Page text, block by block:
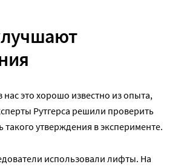
нас это хорошо известно из опыта,
Рутгерса решили проверить
такого утверждения в эксперименте.
использовали лифты. На